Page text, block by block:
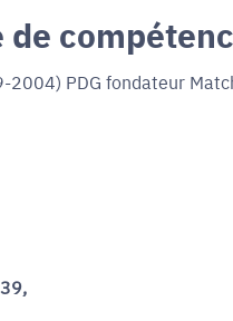
2004) PDG fondateur